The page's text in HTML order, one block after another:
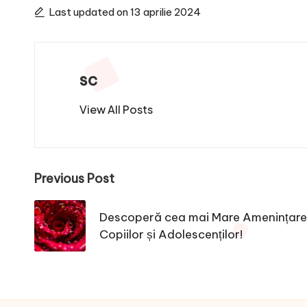
Last updated on 13 aprilie 2024
sc
View All Posts
Post
navigation
Previous Post
Descoperă cea mai Mare
Copiilor și Adolescenților!